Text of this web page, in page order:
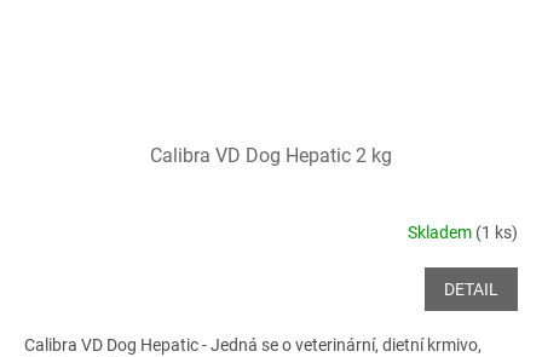
Calibra VD Dog Hepatic 2 kg
Skladem (1 ks)
DETAIL
Calibra VD Dog Hepatic - Jedná se o veterinární, dietní krmivo,